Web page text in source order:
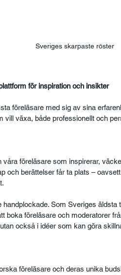
Sveriges skarpaste röster
för inspiration och insikter
föreläsare med sig av sina
vill växa, både professionellt och
våra föreläsare som inspirerar,
och berättelser får ta plats –
Som Sveriges äldsta
boka föreläsare och moderatorer
också i idéer som kan göra
föreläsare och deras unika